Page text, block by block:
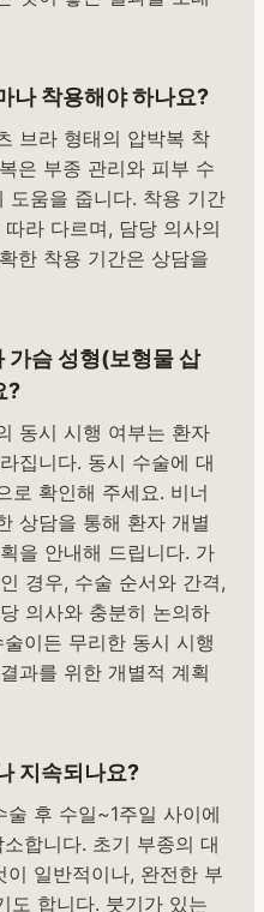
나 착용해야 하나요?
브라 형태의 압박복 착
은 부종 관리와 피부 수
도움을 줍니다. 착용 기간
라 다르며, 담당 의사의
한 착용 기간은 상담을
가슴 성형(보형물 삽
?
동시 시행 여부는 환자
집니다. 동시 수술에 대
로 확인해 주세요. 비너
상담을 통해 환자 개별
을 안내해 드립니다. 가
경우, 수술 순서와 간격,
의사와 충분히 논의하
이든 무리한 동시 시행
과를 위한 개별적 계획
지속되나요?
후 수일~1주일 사이에
합니다. 초기 부종의 대
일반적이나, 완전한 부
도 합니다. 붓기가 있는